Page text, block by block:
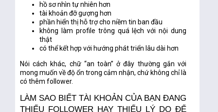
hồ sơ nhìn tự nhiên hơn
tài khoản đỡ gượng hơn
phần hiển thị hỗ trợ cho niềm tin ban đầu
không làm profile trông quá lệch với nội dung
thật
có thể kết hợp với hướng phát triển lâu dài hơn
Nói cách khác, chữ “an toàn” ở đây thường gắn với
mong muốn vềđộ ổn trong cảm nhận, chứ không chỉ là
có thêm follower.
LÀM SAO BIẾT TÀI KHOẢN CỦA BẠN ĐANG
THIẾU FOLLOWER HAY THIẾU LÝ DO ĐỂ